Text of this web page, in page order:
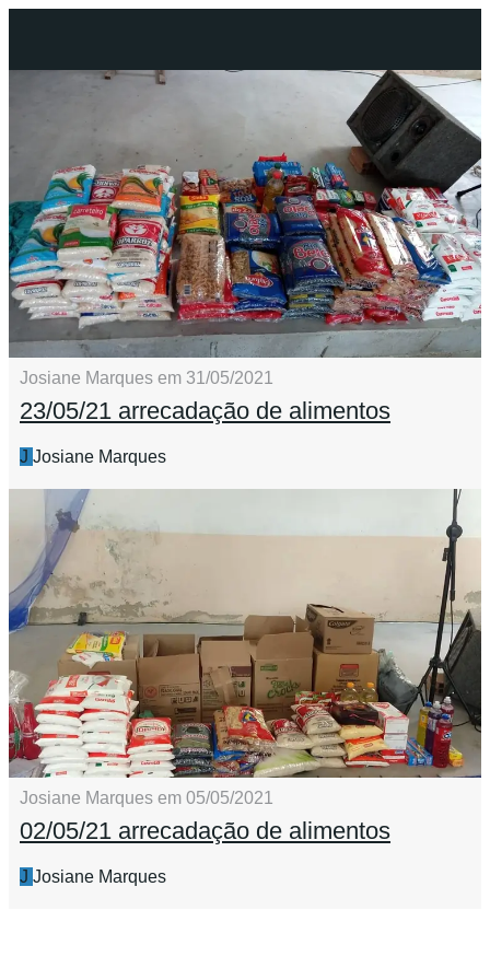
Josiane Marques em 31/05/2021
23/05/21 arrecadação de alimentos
J Josiane Marques
Josiane Marques em 05/05/2021
02/05/21 arrecadação de alimentos
J Josiane Marques